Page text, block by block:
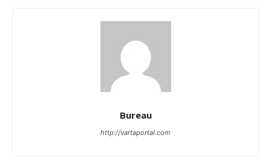
Bureau
http://vartaportal.com